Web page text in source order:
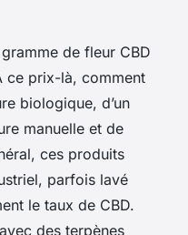
de fleur CBD
ce prix-là, comment
biologique, d’un
manuelle et de
ces produits
parfois lavé
le taux de CBD.
des terpènes